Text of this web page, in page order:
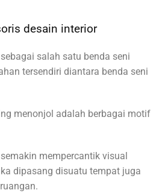
desain interior
salah satu benda seni
tersendiri diantara benda seni
menonjol adalah berbagai motif
mempercantik visual
dipasang disuatu tempat juga